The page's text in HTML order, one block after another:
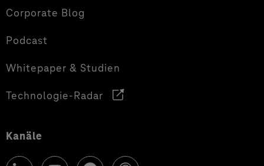
Corporate Blog
Podcast
Whitepaper & Studien
Technologie-Radar
Kanäle